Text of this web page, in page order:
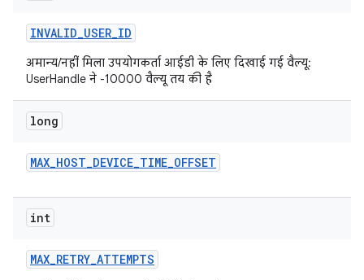
INVALID_USER_ID
अमान्य/नहीं मिला उपयोगकर्ता आईडी के लिए दिखाई गई वैल्यू:
UserHandle ने -10000 वैल्यू तय की है
long
MAX_HOST_DEVICE_TIME_OFFSET
int
MAX_RETRY_ATTEMPTS